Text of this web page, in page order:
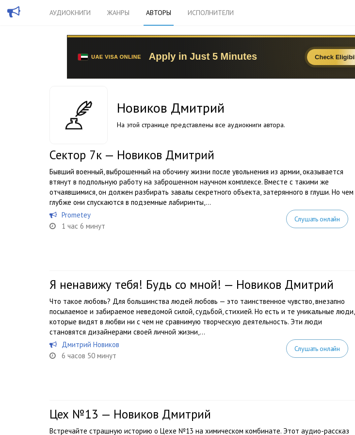
АУДИОКНИГИ ЖАНРЫ АВТОРЫ ИСПОЛНИТЕЛИ
Новиков Дмитрий
На этой странице представлены все аудиокниги автора.
Сектор 7к — Новиков Дмитрий
Бывший военный, выброшенный на обочину жизни после увольнения из армии, оказывается
втянут в подпольную работу на заброшенном научном комплексе. Вместе с такими же
отчаявшимися, он должен разбирать завалы секретного объекта, затерянного в глуши. Но чем
глубже они спускаются в подземные лабиринты,...
Prometey
1 час 6 минут
Слушать онлайн
Я ненавижу тебя! Будь со мной! — Новиков Дмитрий
Что такое любовь? Для большинства людей любовь — это таинственное чувство, внезапно
посылаемое и забираемое неведомой силой, судьбой, стихией. Но есть и те уникальные люди,
которые видят в любви ни с чем не сравнимую творческую деятельность. Эти люди
становятся дизайнерами своей личной жизни,...
Дмитрий Новиков
6 часов 50 минут
Слушать онлайн
Цех №13 — Новиков Дмитрий
Встречайте страшную историю о Цехе №13 на химическом комбинате. Этот аудио-рассказ